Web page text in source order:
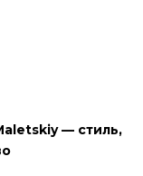
— стиль,